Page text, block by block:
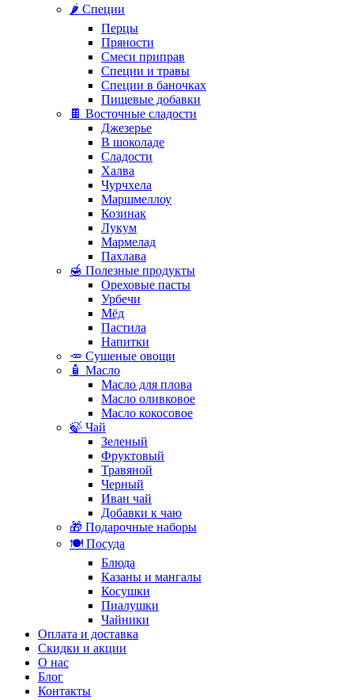
🌶️ Специи
Перцы
Пряности
Смеси приправ
Специи и травы
Специи в баночках
Пищевые добавки
🍫 Восточные сладости
Джезерье
В шоколаде
Сладости
Халва
Чурчхела
Маршмеллоу
Козинак
Лукум
Мармелад
Пахлава
🍯 Полезные продукты
Ореховые пасты
Урбечи
Мёд
Пастила
Напитки
🥕 Сушеные овощи
🧴 Масло
Масло для плова
Масло оливковое
Масло кокосовое
🍃 Чай
Зеленый
Фруктовый
Травяной
Черный
Иван чай
Добавки к чаю
🎁 Подарочные наборы
🍽️ Посуда
Блюда
Казаны и мангалы
Косушки
Пиалушки
Чайники
Оплата и доставка
Скидки и акции
О нас
Блог
Контакты